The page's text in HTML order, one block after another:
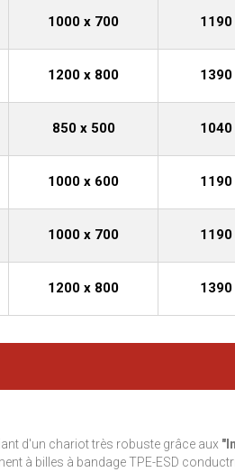
1000 x 700
1200 x 800
850 x 500
1000 x 600
1000 x 700
1200 x 800
d'un chariot très robuste grâce aux
à billes à bandage TPE-ESD